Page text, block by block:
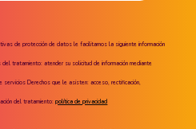
de protección de datos le facilitamos la siguiente información
del tratamiento: atender su solicitud de información mediante
servicios Derechos que le asisten: acceso, rectificación,
del tratamiento:política de privacidad